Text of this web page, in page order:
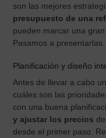
son las mejores
presupuesto de una
pueden marcar una
Pasamos a presentarlas.
Planificación y diseño
Antes de llevar a cabo
cuáles son las
con una buena
y ajustar los precios
desde el primer paso.